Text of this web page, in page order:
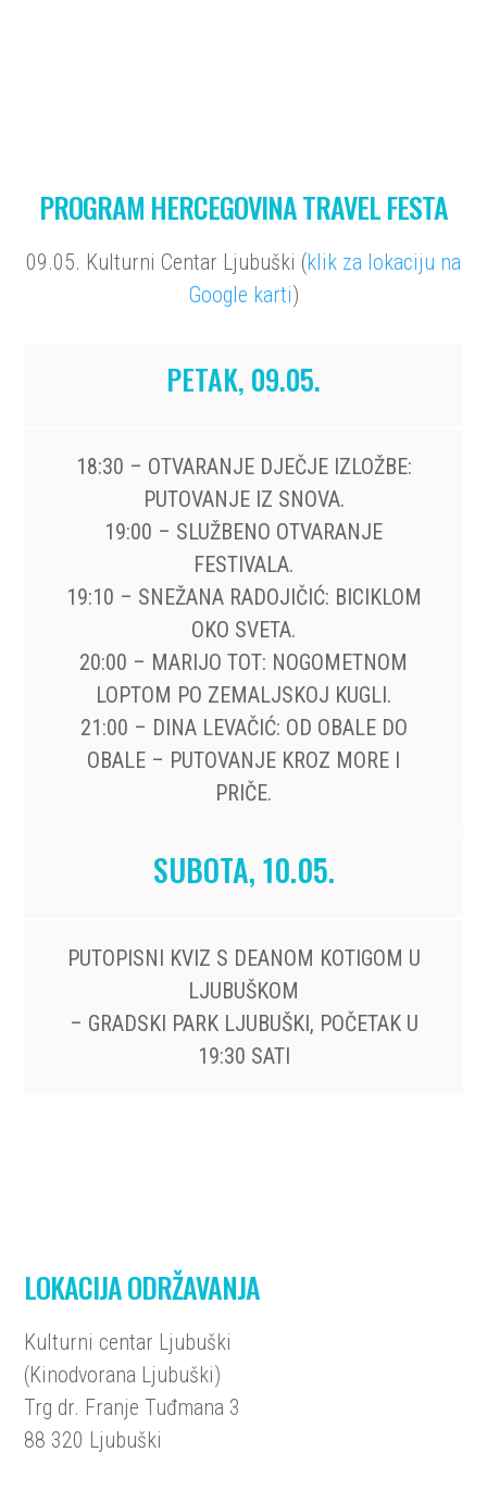
PROGRAM HERCEGOVINA TRAVEL FESTA
09.05. Kulturni Centar Ljubuški (klik za lokaciju na
Google karti)
PETAK, 09.05.
18:30 – OTVARANJE DJEČJE IZLOŽBE:
PUTOVANJE IZ SNOVA.
19:00 – SLUŽBENO OTVARANJE
FESTIVALA.
19:10 – SNEŽANA RADOJIČIĆ: BICIKLOM
OKO SVETA.
20:00 – MARIJO TOT: NOGOMETNOM
LOPTOM PO ZEMALJSKOJ KUGLI.
21:00 – DINA LEVAČIĆ: OD OBALE DO
OBALE – PUTOVANJE KROZ MORE I
PRIČE.
SUBOTA, 10.05.
PUTOPISNI KVIZ S DEANOM KOTIGOM U
LJUBUŠKOM
– GRADSKI PARK LJUBUŠKI, POČETAK U
19:30 SATI
LOKACIJA ODRŽAVANJA
Kulturni centar Ljubuški
(Kinodvorana Ljubuški)
Trg dr. Franje Tuđmana 3
88 320 Ljubuški